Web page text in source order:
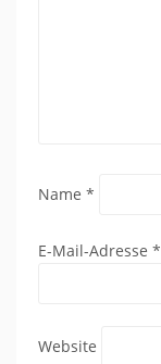
Name *
E-Mail-Adresse *
Website